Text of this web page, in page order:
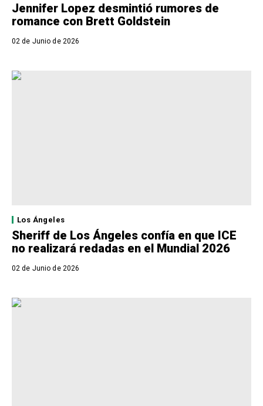
Jennifer Lopez desmintió rumores de
romance con Brett Goldstein
02 de Junio de 2026
Los Ángeles
Sheriff de Los Ángeles confía en que ICE
no realizará redadas en el Mundial 2026
02 de Junio de 2026